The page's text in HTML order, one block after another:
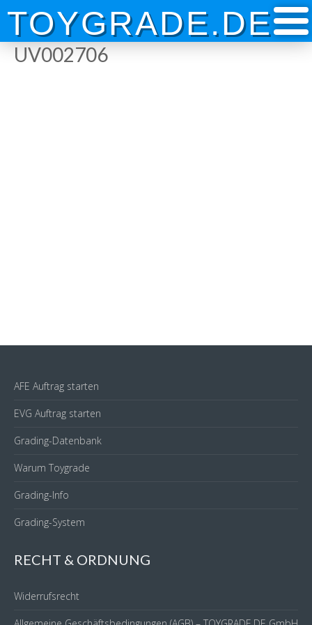
Skip
content
TOYGRADE.DE
UV002706
AFE Auftrag starten
EVG Auftrag starten
Grading-Datenbank
Warum Toygrade
Grading-Info
Grading-System
RECHT & ORDNUNG
Widerrufsrecht